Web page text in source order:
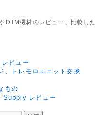
機材のレビュー、比較した
ビュー
、トレモロユニット交換
もの
レビュー